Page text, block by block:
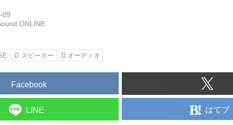
09
ONLINE
スピーカー オーディオ
Facebook
LINE はてブ